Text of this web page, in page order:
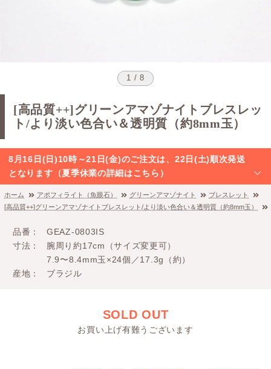
1 / 8
[高品質++]グリーンアマゾナイトブレスレッ
ト/より淡い色合い＆透明質（約8mm玉）
8月16日(日)10時～21日(金)のご注文は、22日(土)順次発送
となります（夏季休業の詳細はこちら）
ホーム アポフィライト（魚眼石） グリーンアマゾナイト
ブレスレット
[高品質++]グリーンアマゾナイトブレスレット/より淡い色合い＆透明質（約8mm玉）
品番
GEAZ-0803IS
寸法
腕周り約17cm（サイズ変更可）
7.9〜8.4mm玉×24個／17.3g（約）
産地
ブラジル
SOLD OUT
お買い上げ有難うございます